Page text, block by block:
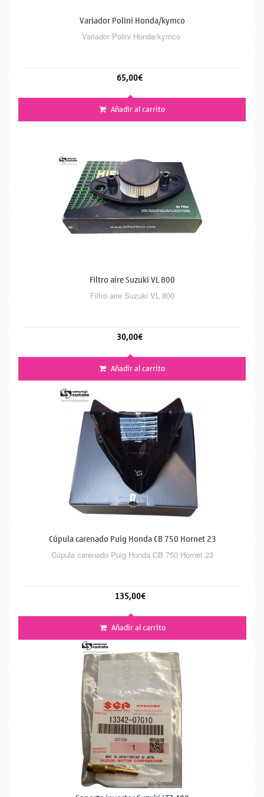
Variador Polini Honda/kymco
Variador Polini Honda/kymco
65,00€
Añadir al carrito
Filtro aire Suzuki VL 800
Filtro aire Suzuki VL 800
30,00€
Añadir al carrito
Cúpula carenado Puig Honda CB 750 Hornet 23
Cúpula carenado Puig Honda CB 750 Hornet 23
135,00€
Añadir al carrito